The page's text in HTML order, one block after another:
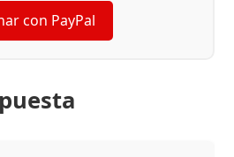
con PayPal